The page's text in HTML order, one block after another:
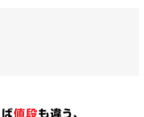
」となります。
ます。